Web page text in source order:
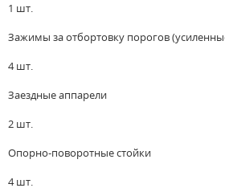
1 шт.
Зажимы за отбортовку порогов
4 шт.
Заездные аппарели
2 шт.
Опорно-поворотные стойки
4 шт.